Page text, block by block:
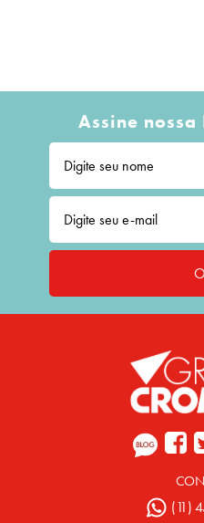
Assine nossa
(11)